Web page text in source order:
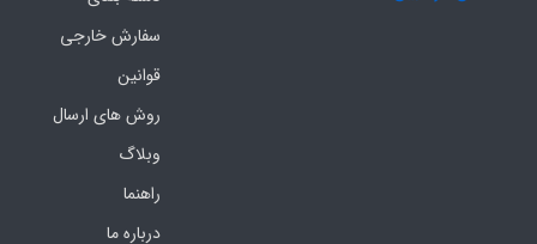
سفارش خارجی
قوانین
روش های ارسال
وبلاگ
راهنما
درباره ما